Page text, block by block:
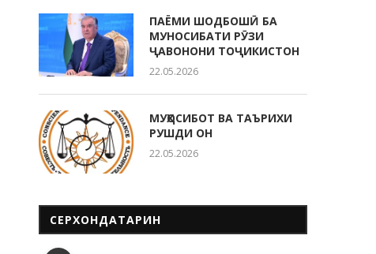
ПАЁМИ ШОДБОШӢ БА
МУНОСИБАТИ РӮЗИ
ҶАВОНОНИ ТОҶИКИСТОН
22.05.2026
МУҲОСИБОТ ВА ТАЪРИХИ
РУШДИ ОН
22.05.2026
СЕРХОНДАТАРИН